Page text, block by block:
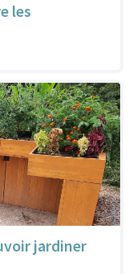
les
jardiner